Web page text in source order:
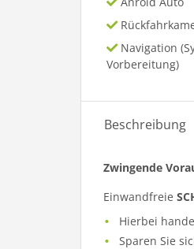
Navigation
Vorbereitung)
Beschreibung
Zwingende
Einwandfreie
Hierbei
Sparen Sie